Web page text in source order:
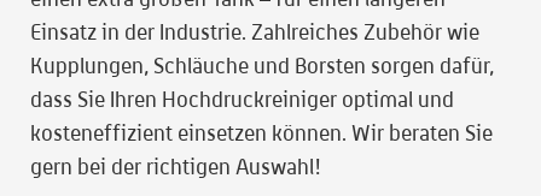
Einsatz in der Industrie. Zahlreiches Zubehör wie
Kupplungen, Schläuche und Borsten sorgen dafür,
dass Sie Ihren Hochdruckreiniger optimal und
kosteneffizient einsetzen können. Wir beraten Sie
gern bei der richtigen Auswahl!